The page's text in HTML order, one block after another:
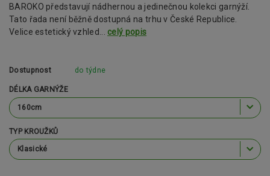
BAROKO představují nádhernou a jedinečnou kolekci garnýží.
Tato řada není běžně dostupná na trhu v České Republice.
Velice estetický vzhled... celý popis
Dostupnost do týdne
DÉLKA GARNÝŽE
TYP KROUŽKŮ